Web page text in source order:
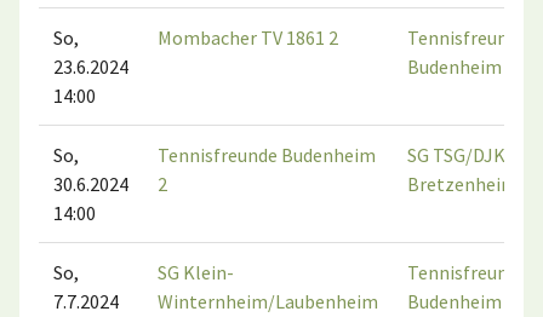
So,
23.6.2024
14:00
Mombacher TV 1861 2
Tennisfreunde
Budenheim 2
So,
30.6.2024
14:00
Tennisfreunde Budenheim
2
SG TSG/DJK
Bretzenheim 1
So,
7.7.2024
SG Klein-
Winternheim/Laubenheim
Tennisfreunde
Budenheim 2